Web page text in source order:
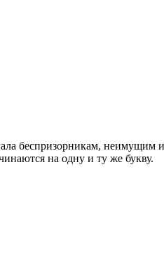
беспризорникам,
на одну и ту же букву.